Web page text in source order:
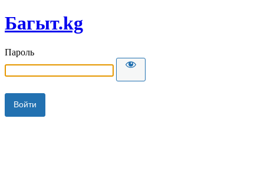
Багыт.kg
Пароль